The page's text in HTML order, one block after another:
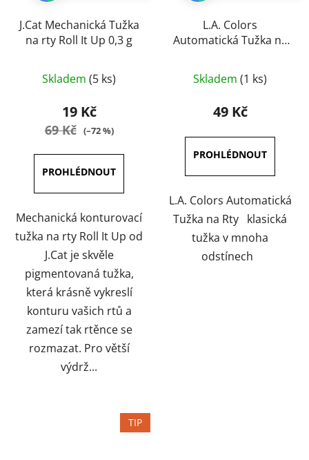
J.Cat Mechanická Tužka
na rty Roll It Up 0,3 g
hodnocení
produktu
5
hvězdiček.
Skladem (5 ks)
19 Kč
69 Kč (–72 %)
Mechanická konturovací
tužka na rty Roll It Up od
J.Cat je skvěle
pigmentovaná tužka,
která krásně vykreslí
konturu vašich rtů a
zamezí tak rtěnce se
rozmazat. Pro větší
výdrž...
L.A. Colors
Automatická Tužka na
hodnocení
produktu
5,0
z
5
hvězdiček.
Skladem (1 ks)
49 Kč
L.A. Colors Automatická
Tužka na Rty klasická
tužka v mnoha
odstínech
TIP